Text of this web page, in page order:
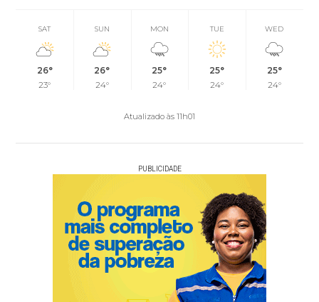
SAT
26°
23°
SUN
26°
24°
MON
25°
24°
TUE
25°
24°
WED
25°
24°
Atualizado às 11h01
PUBLICIDADE